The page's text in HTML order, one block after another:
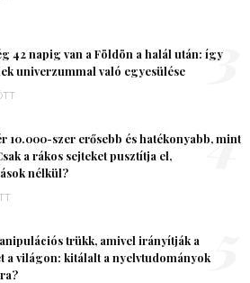
42 napig van a Földön a halál után: így
univerzummal való egyesülése
3
10.000-szer erősebb és hatékonyabb, mint
a rákos sejteket pusztítja el,
nélkül?
4
trükk, amivel irányítják a
a világon: kitálalt a nyelvtudományok